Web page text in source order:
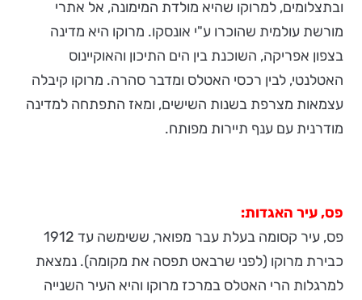
ובתצלומים, למרוקו שהיא מולדת המימונה, אל אתרי
מורשת עולמית שהוכרו ע"י אונסקו. מרוקו היא מדינה
בצפון אפריקה, השוכנת בין הים התיכון והאוקיינוס
האטלנטי, לבין רכסי האטלס ומדבר סהרה. מרוקו קיבלה
עצמאות מצרפת בשנות השישים, ומאז התפתחה למדינה
מודרנית עם ענף תיירות מפותח.
פס, עיר האגדות:
פס, עיר קסומה בעלת עבר מפואר, ששימשה עד 1912
כבירת מרוקו (לפני שרבאט תפסה את מקומה). נמצאת
למרגלות הרי האטלס במרכז מרוקו והיא העיר השנייה